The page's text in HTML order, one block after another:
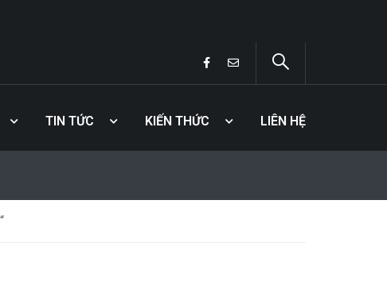
TIN TỨC KIẾN THỨC LIÊN HỆ